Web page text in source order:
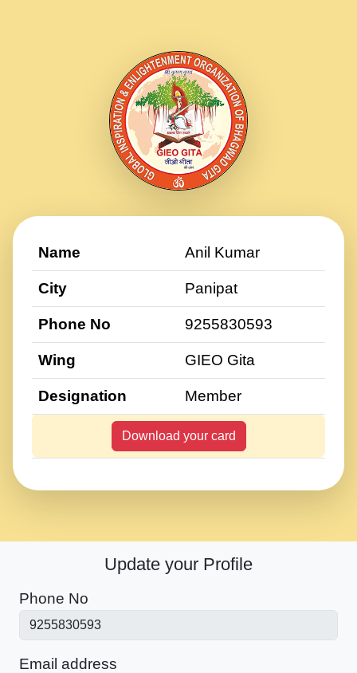
Name Anil Kumar
City Panipat
Phone No 9255830593
Wing GIEO Gita
Designation Member
Download your card
Update your Profile
Phone No
Email address